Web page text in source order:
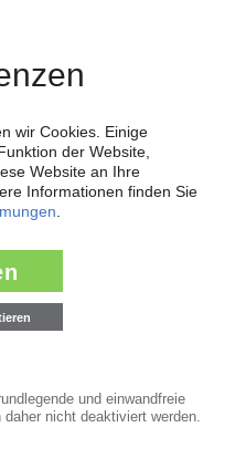
mit täglichen
"Kunststoffe". Im Fokus
die Preisentwicklung für
geeignete
sowie nützlichen Service-
und Veranstaltungen.